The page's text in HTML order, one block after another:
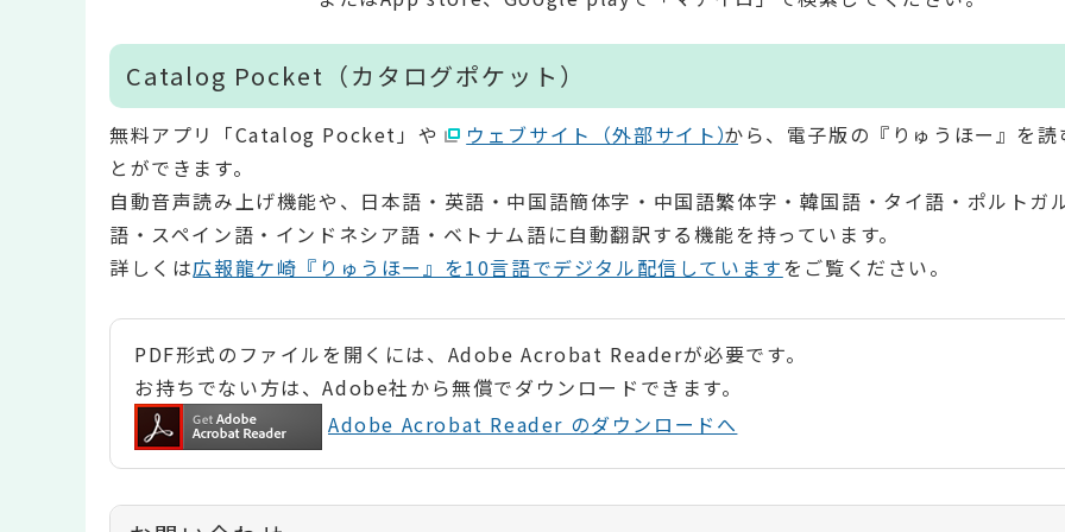
Catalog Pocket（カタログポケット）
無料アプリ「Catalog Pocket」や ウェブサイト（外部サイト）から、電子版の『りゅうほー』を読
とができます。
自動音声読み上げ機能や、日本語・英語・中国語簡体字・中国語繁体字・韓国語・タイ語・ポルトガ
語・スペイン語・インドネシア語・ベトナム語に自動翻訳する機能を持っています。
詳しくは広報龍ケ崎『りゅうほー』を10言語でデジタル配信していますをご覧ください。
PDF形式のファイルを開くには、Adobe Acrobat Readerが必要です。
お持ちでない方は、Adobe社から無償でダウンロードできます。
Adobe Acrobat Reader のダウンロードへ